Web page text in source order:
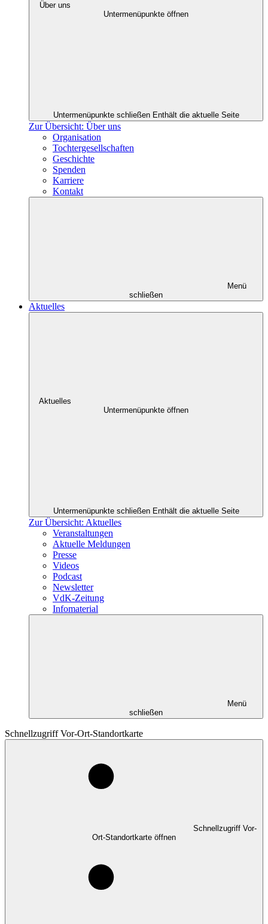
Über uns
Untermenüpunkte öffnen
Untermenüpunkte schließen Enthält die aktuelle Seite
Zur Übersicht: Über uns
Organisation
Tochtergesellschaften
Geschichte
Spenden
Karriere
Kontakt
Menü
schließen
Aktuelles
Aktuelles
Untermenüpunkte öffnen
Untermenüpunkte schließen Enthält die aktuelle Seite
Zur Übersicht: Aktuelles
Veranstaltungen
Aktuelle Meldungen
Presse
Videos
Podcast
Newsletter
VdK-Zeitung
Infomaterial
Menü
schließen
Schnellzugriff Vor-Ort-Standortkarte
Schnellzugriff Vor-
Ort-Standortkarte öffnen